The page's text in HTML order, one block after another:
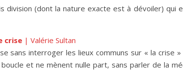
division (dont la nature exacte est à dévoiler) qui
crise | Valérie Sultan
sans interroger les lieux communs sur « la crise
et ne mènent nulle part, sans parler de la